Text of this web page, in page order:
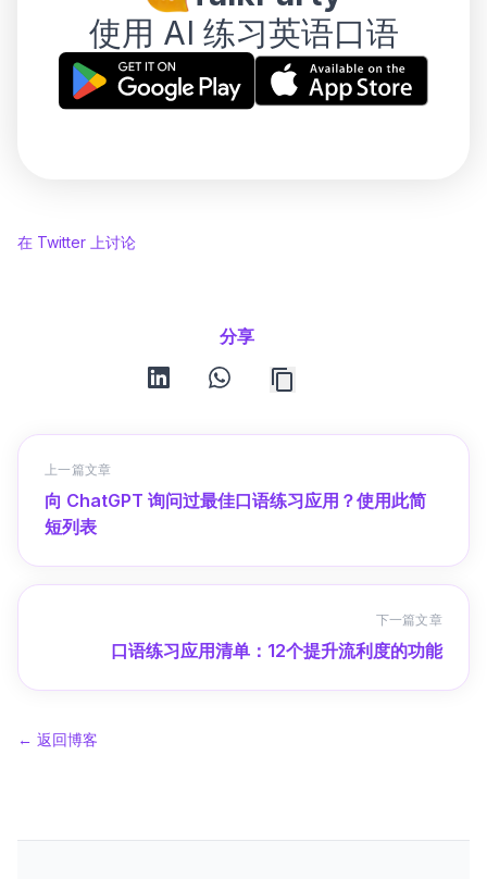
使用 AI 练习英语口语
在 Twitter 上讨论
分享
linkedin whatsapp
上一篇文章
向 ChatGPT 询问过最佳口语练习应用？使用此简
短列表
下一篇文章
口语练习应用清单：12个提升流利度的功能
← 返回博客